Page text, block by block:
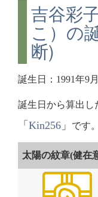
吉谷彩
こ）の
断)
誕生日：1991年9
誕生日から算出し
「 Kin256 」 です。
太陽の紋章(健在